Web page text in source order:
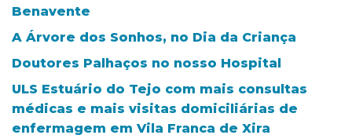
Benavente
A Árvore dos Sonhos, no Dia da Criança
Doutores Palhaços no nosso Hospital
ULS Estuário do Tejo com mais consultas
médicas e mais visitas domiciliárias de
enfermagem em Vila Franca de Xira